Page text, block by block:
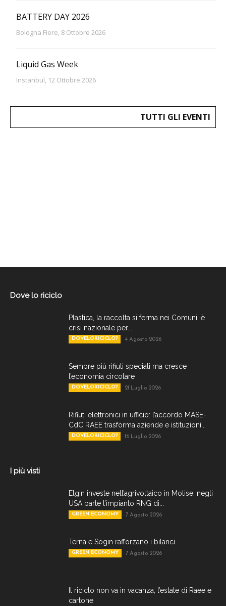
BATTERY DAY 2026
Bologna Fiere, 8 Ottobre 2026
Liquid Gas Week
Instanbul, 12 Ottobre 2026
TUTTI GLI EVENTI
Dove lo riciclo
Plastica, la raccolta si ferma nei Comuni: è
crisi nazionale per...
DOVELORICICLO? 4 Agosto 2026
Sempre più rifiuti speciali ma cresce
l’economia circolare
DOVELORICICLO? 21 Luglio 2026
Rifiuti elettronici in ufficio: l’accordo MASE-
CdC RAEE trasforma aziende e istituzioni...
DOVELORICICLO? 16 Luglio 2026
I più visti
Elgin investe nell’agrivoltaico in Molise, negli
USA parte l’impianto RNG di...
GREEN ECONOMY 7 Agosto 2026
Terna e Sogin rafforzano i bilanci
GREEN ECONOMY 7 Agosto 2026
Il riciclo non va in vacanza, l’estate di Raee e
cartone